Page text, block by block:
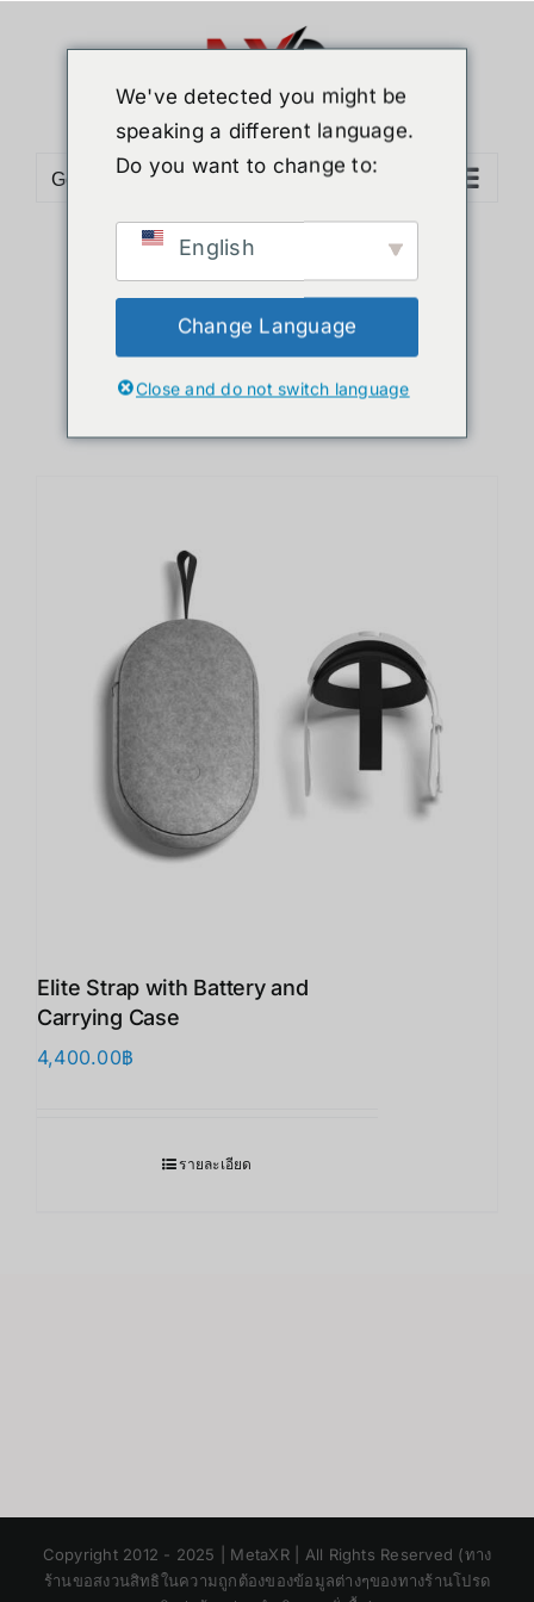
Go to...
Sort byPrice
Show12 Products
Elite Strap with Battery and
Carrying Case
4,400.00฿
รายละเอียด
Copyright 2012 - 2025 | MetaXR | All Rights Reserved (ทาง
ร้านขอสงวนสิทธิในความถูกต้องของข้อมูลต่างๆของทางร้านโปรด
We've detected you might be
speaking a different language.
Do you want to change to:
English
Change Language
Close and do not switch language